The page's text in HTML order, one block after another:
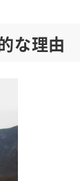
な理由